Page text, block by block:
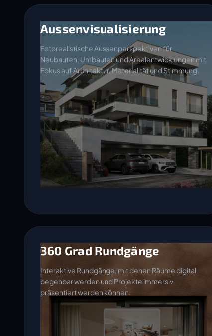
Aussenvisualisierung
Fotorealistische Aussenperspektiven für
Neubauten, Umbauten und Arealentwicklungen mit
Fokus auf Architektur, Materialität und Stimmung.
360 Grad Rundgänge
Interaktive Rundgänge, mit denen Räume digital
begehbar werden und Projekte immersiv
präsentiert werden können.